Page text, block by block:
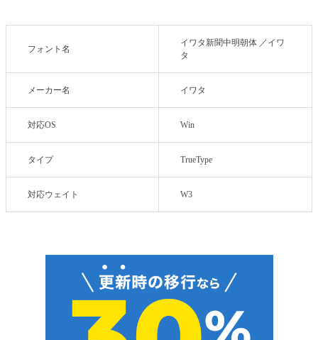
フォント名
イワタ新聞中明朝体 ／イワ
タ
メーカー名 イワタ
対応OS Win
タイプ TrueType
対応ウェイト W3